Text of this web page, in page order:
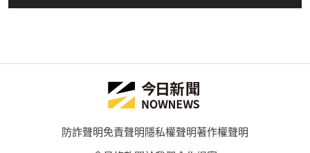
防詐聲明免責聲明隱私權聲明著作權聲明